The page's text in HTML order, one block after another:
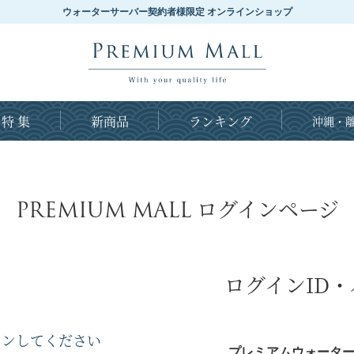
ウォーターサーバー契約者様限定 オンラインショップ
特 集 新商品 ランキング 沖縄・
PREMIUM MALLログインページ
してください
ログインID